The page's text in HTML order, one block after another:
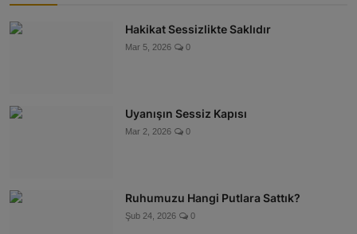
Hakikat Sessizlikte Saklıdır
Mar 5, 2026 0
Uyanışın Sessiz Kapısı
Mar 2, 2026 0
Ruhumuzu Hangi Putlara Sattık?
Şub 24, 2026 0